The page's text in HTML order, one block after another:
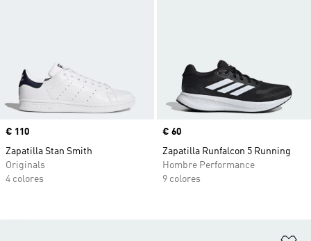
Precio
€ 110
Zapatilla Stan Smith
Originals
4 colores
Precio
€ 60
Zapatilla Runfalcon 5 Running
Hombre Performance
9 colores